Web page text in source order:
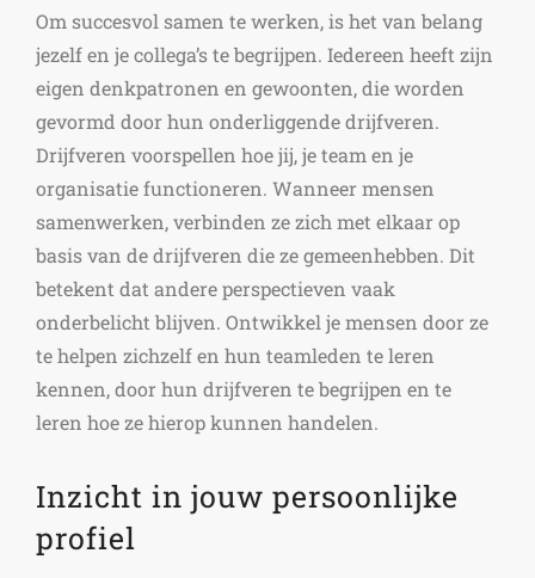
Om succesvol samen te werken, is het van belang
jezelf en je collega’s te begrijpen. Iedereen heeft zijn
eigen denkpatronen en gewoonten, die worden
gevormd door hun onderliggende drijfveren.
Drijfveren voorspellen hoe jij, je team en je
organisatie functioneren. Wanneer mensen
samenwerken, verbinden ze zich met elkaar op
basis van de drijfveren die ze gemeenhebben. Dit
betekent dat andere perspectieven vaak
onderbelicht blijven. Ontwikkel je mensen door ze
te helpen zichzelf en hun teamleden te leren
kennen, door hun drijfveren te begrijpen en te
leren hoe ze hierop kunnen handelen.
Inzicht in jouw persoonlijke
profiel